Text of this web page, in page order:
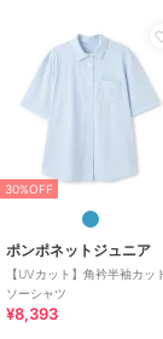
30%OFF
ポンポネットジュニア
【UVカット】角衿半袖カッ
ソーシャツ
¥8,393